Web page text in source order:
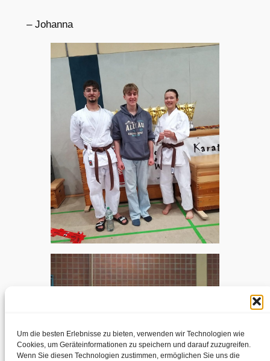
Um die besten Erlebnisse zu bieten, verwenden wir Technologien wie
Cookies, um Geräteinformationen zu speichern und darauf zuzugreifen.
Wenn Sie diesen Technologien zustimmen, ermöglichen Sie uns die
– Johanna